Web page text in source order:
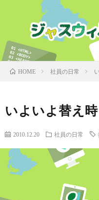
HOME 社員の日常
いよいよ替え時
2010.12.20 社員の日常